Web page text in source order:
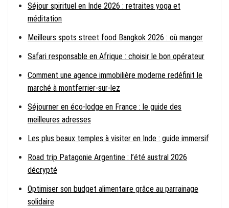
Séjour spirituel en Inde 2026 : retraites yoga et
méditation
Meilleurs spots street food Bangkok 2026 : où manger
Safari responsable en Afrique : choisir le bon opérateur
Comment une agence immobilière moderne redéfinit le
marché à montferrier-sur-lez
Séjourner en éco-lodge en France : le guide des
meilleures adresses
Les plus beaux temples à visiter en Inde : guide immersif
Road trip Patagonie Argentine : l’été austral 2026
décrypté
Optimiser son budget alimentaire grâce au parrainage
solidaire